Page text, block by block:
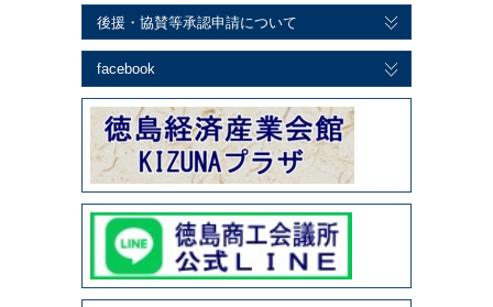
後援・協賛等承認申請について
facebook